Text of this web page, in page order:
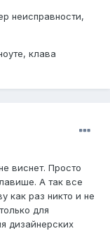
неисправности,
клава
виснет. Просто
А так все
как раз никто и не
для
дизайнерских